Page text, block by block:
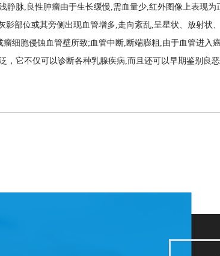
脉,良性肿瘤由于生长缓慢,需血量少,红外图像上表现为
影部位或其旁侧出现血管增多,走向紊乱,呈星状、放射
细胞侵蚀血管壁所致;血管中断,断端膨粗,由于血管进入
它不仅可以诊断各种乳腺疾病,而且还可以早期鉴别良